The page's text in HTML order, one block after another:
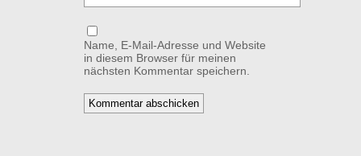
Name, E-Mail-Adresse und Website
in diesem Browser für meinen
nächsten Kommentar speichern.